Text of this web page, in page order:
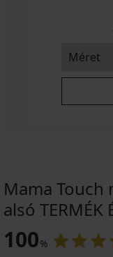
Mama Touch
alsó TERMÉK
100%